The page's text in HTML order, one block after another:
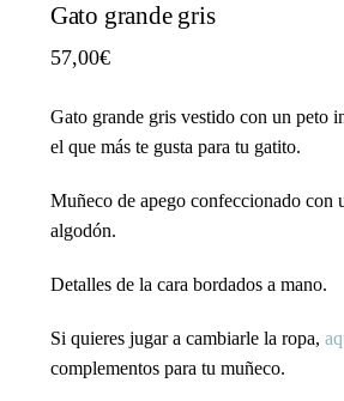
Gato grande gris
57,00€
Gato grande grisvestido con un peto
el que más te gusta para tu gatito.
Muñeco de apegoconfeccionado con
algodón.
Detalles de la cara bordados a mano.
Si quieres jugar a cambiarle la ropa,
complementos para tu muñeco.